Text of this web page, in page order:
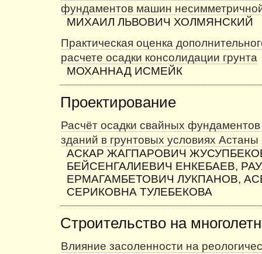
фундаментов машин
МИХАИЛ ЛЬВОВИЧ ХОЛМЯНСКИЙ
Практическая оценка
расчете осадки консолидации грунта
МОХАННАД ИСМЕЙК
Проектирование
Расчёт осадки свайных
зданий в грунтовых условиях Астаны
АСКАР ЖАГПАРОВИЧ
БЕЙСЕНГАЛИЕВИЧ ЕНКЕБАЕВ,
ЕРМАГАМБЕТОВИЧ ЛУКПАНОВ,
СЕРИКОВНА ТУЛЕБЕКОВА
Строительство на
Влияние засоленности на